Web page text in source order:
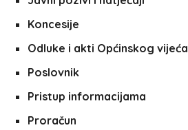
Koncesije
Odluke i akti Općinskog vijeća
Poslovnik
Pristup informacijama
Proračun